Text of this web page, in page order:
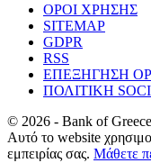
ΟΡΟΙ ΧΡΗΣΗΣ
SITEMAP
GDPR
RSS
ΕΠΕΞΗΓΗΣΗ
ΠΟΛΙΤΙΚΗ
© 2026 - Bank of Greece
Αυτό το website
εμπειρίας σας. Μάθετε